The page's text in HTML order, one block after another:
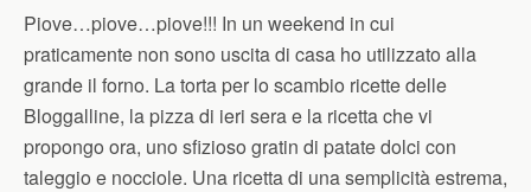
Piove…piove…piove!!! In un weekend in cui
praticamente non sono uscita di casa ho utilizzato alla
grande il forno. La torta per lo scambio ricette delle
Bloggalline, la pizza di ieri sera e la ricetta che vi
propongo ora, uno sfizioso gratin di patate dolci con
taleggio e nocciole. Una ricetta di una semplicità estrema,